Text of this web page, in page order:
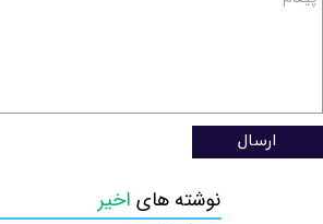
ارسال
نوشته های اخیر